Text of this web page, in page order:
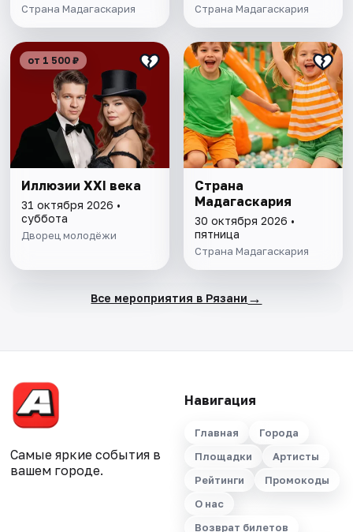
Страна Мадагаскария Страна Мадагаскария
от 1 500 ₽
Иллюзии XXI века
31 октября 2026 •
суббота
Дворец молодёжи
Страна
Мадагаскария
30 октября 2026 •
пятница
Страна Мадагаскария
Все мероприятия в Рязани →
Самые яркие события в
вашем городе.
Навигация
Главная
Города
Площадки
Артисты
Рейтинги
Промокоды
О нас
Возврат билетов